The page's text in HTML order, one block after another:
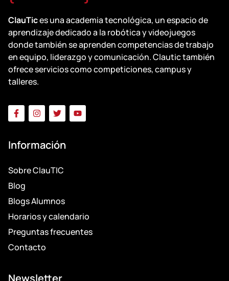
ClauTices una academia tecnológica, un espacio de
aprendizaje dedicado a la robótica y videojuegos
donde también se aprenden competencias de trabajo
en equipo, liderazgo y comunicación. Clautic también
ofrece servicios como competiciones, campus y
talleres.
Información
Sobre ClauTIC
Blog
Blogs Alumnos
Horarios y calendario
Preguntas frecuentes
Contacto